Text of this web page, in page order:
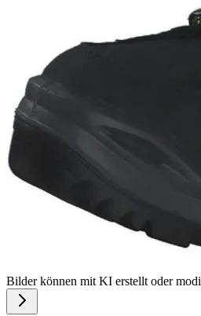
Bilder können mit KI erstellt oder